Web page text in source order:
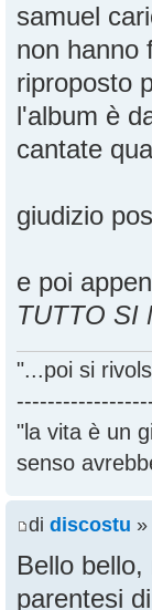
samuel
non hanno
riproposto
l'album è
cantate
giudizio
e poi
TUTTO SI
"...poi si
"la vita è un
senso
di discostu
Bello
parentesi